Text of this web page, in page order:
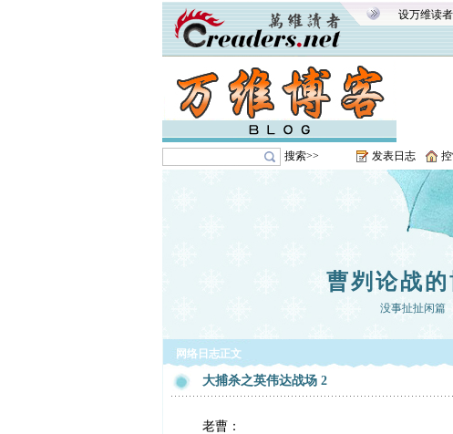
设万维读
搜索>> 发表日志
曹刿论战
没事扯扯闲篇
网络日志正文
大捕杀之英伟达战场 2
老曹：